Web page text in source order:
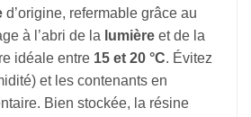
d’origine, refermable grâce au
à l’abri de la lumière et de la
idéale entre 15 et 20 °C. Évitez
et les contenants en
Bien stockée, la résine